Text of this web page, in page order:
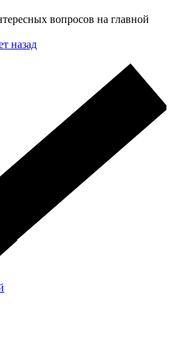
вопросов на главной
назад